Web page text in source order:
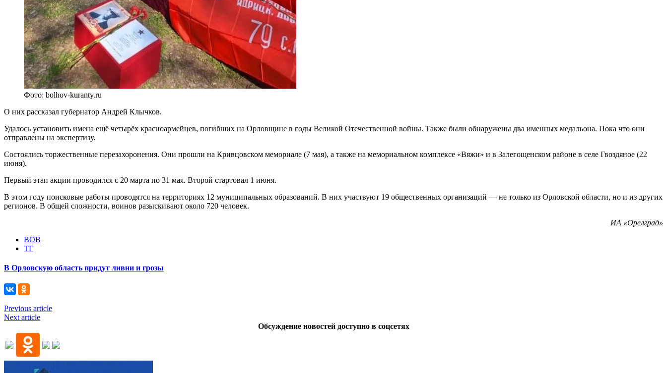
Фото: bolhov-kuranty.ru
О них рассказал губернатор Андрей Клычков.
Удалось установить имена ещё четырёх красноармейцев, погибших на Орловщине в годы Великой Отечественной войны. Также были обнаружены два именных медальона. Пока что они
отправлены на экспертизу.
Состоялись торжественные перезахоронения. Они прошли на Кривцовском мемориале (7 мая), а также на мемориальном комплексе «Вяжи» и в Залегощенском районе в селе Гвоздяное (22
июня).
Первый этап акции проводился с 20 марта по 31 мая. Второй стартовал 1 июня.
В этом году поисковые работы проводятся на территориях 12 муниципальных образований. В них участвуют 19 общественных организаций — не только из Орловской области, но и из других
регионов. В общей сложности, воинов разыскивают около 720 человек.
ИА «Орелград»
ВОВ
ТГ
В Орловскую область придут ливни и грозы
Previous article
Next article
Обсуждение новостей доступно в соцсетях